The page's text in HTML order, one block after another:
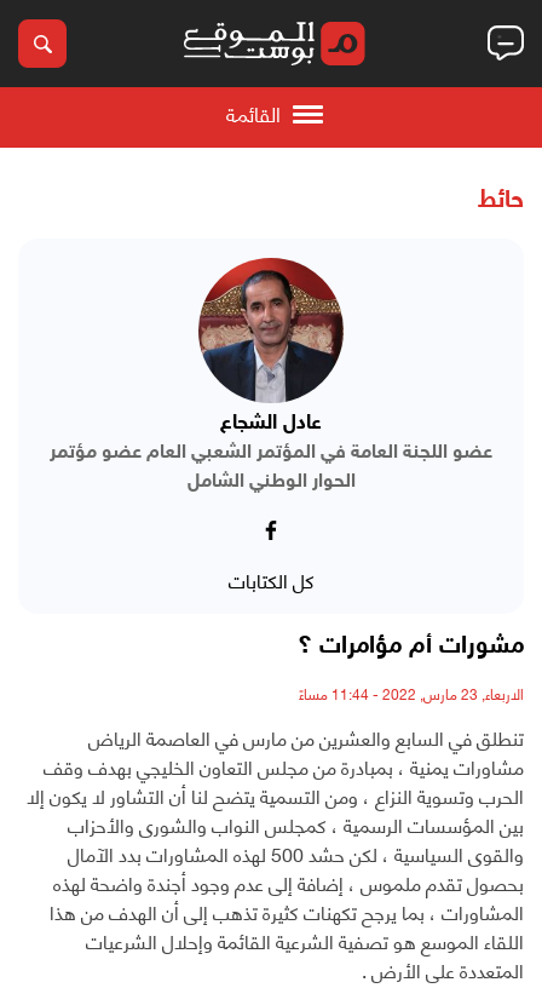
القائمة
حائط
عادل الشجاع
عضو اللجنة العامة في المؤتمر الشعبي العام عضو مؤتمر
الحوار الوطني الشامل
كل الكتابات
مشورات أم مؤامرات ؟
الاربعاء, 23 مارس, 2022 - 11:44 مساءً
تنطلق في السابع والعشرين من مارس في العاصمة الرياض
مشاورات يمنية ، بمبادرة من مجلس التعاون الخليجي بهدف وقف
الحرب وتسوية النزاع ، ومن التسمية يتضح لنا أن التشاور لا يكون إلا
بين المؤسسات الرسمية ، كمجلس النواب والشورى والأحزاب
والقوى السياسية ، لكن حشد 500 لهذه المشاورات بدد الآمال
بحصول تقدم ملموس ، إضافة إلى عدم وجود أجندة واضحة لهذه
المشاورات ، بما يرجح تكهنات كثيرة تذهب إلى أن الهدف من هذا
اللقاء الموسع هو تصفية الشرعية القائمة وإحلال الشرعيات
المتعددة على الأرض .